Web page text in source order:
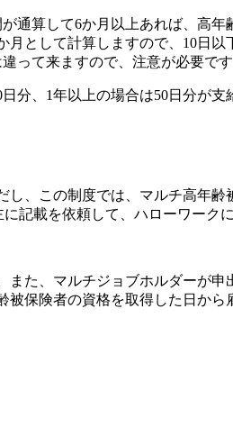
算して6か月以上あれば、高年
として計算しますので、10日
って来ますので、注意が必要です
分、1年以上の場合は50日分が支
、この制度では、 マルチ高年齢
記載を依頼して、ハローワーク
た、マルチジョブホルダーが
被保険者の資格を取得した日か